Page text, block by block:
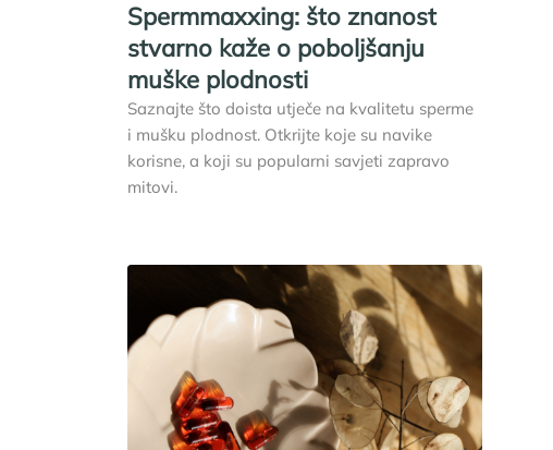
Spermmaxxing: što znanost
stvarno kaže o poboljšanju
muške plodnosti
Saznajte što doista utječe na kvalitetu sperme
i mušku plodnost. Otkrijte koje su navike
korisne, a koji su popularni savjeti zapravo
mitovi.